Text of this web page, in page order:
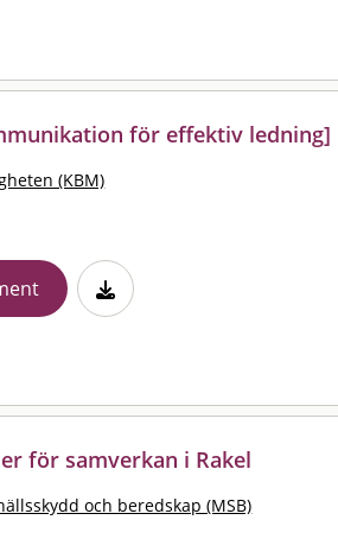
för effektiv ledning]
(KBM)
för samverkan i Rakel
och beredskap (MSB)